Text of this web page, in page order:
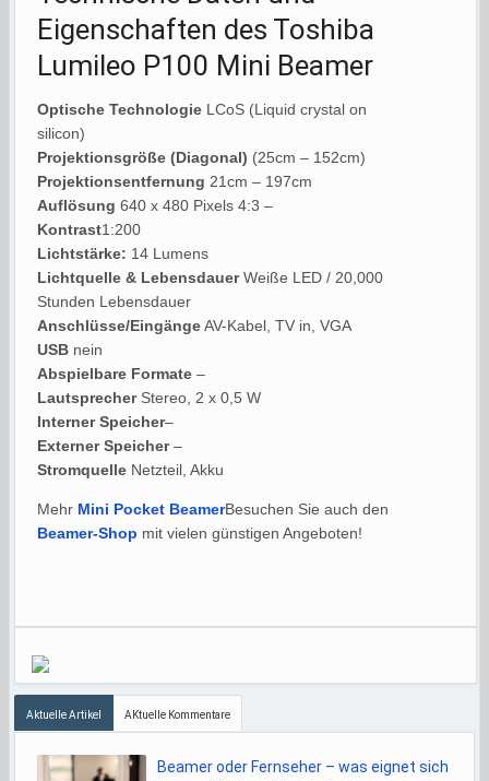
Eigenschaften des Toshiba
Lumileo P100 Mini Beamer
Optische Technologie LCoS (Liquid crystal on
silicon)
Projektionsgröße (Diagonal) (25cm – 152cm)
Projektionsentfernung 21cm – 197cm
Auflösung 640 x 480 Pixels 4:3 –
Kontrast1:200
Lichtstärke: 14 Lumens
Lichtquelle & LebensdauerWeiße LED / 20,000
Stunden Lebensdauer
Anschlüsse/EingängeAV-Kabel, TV in, VGA
USB nein
Abspielbare Formate–
LautsprecherStereo, 2 x 0,5 W
Interner Speicher–
Externer Speicher–
Stromquelle Netzteil, Akku
Mehr Mini Pocket BeamerBesuchen Sie auch den
Beamer-Shop mit vielen günstigen Angeboten!
Aktuelle Artikel AKtuelle Kommentare
Beamer oder Fernseher – was eignet sich